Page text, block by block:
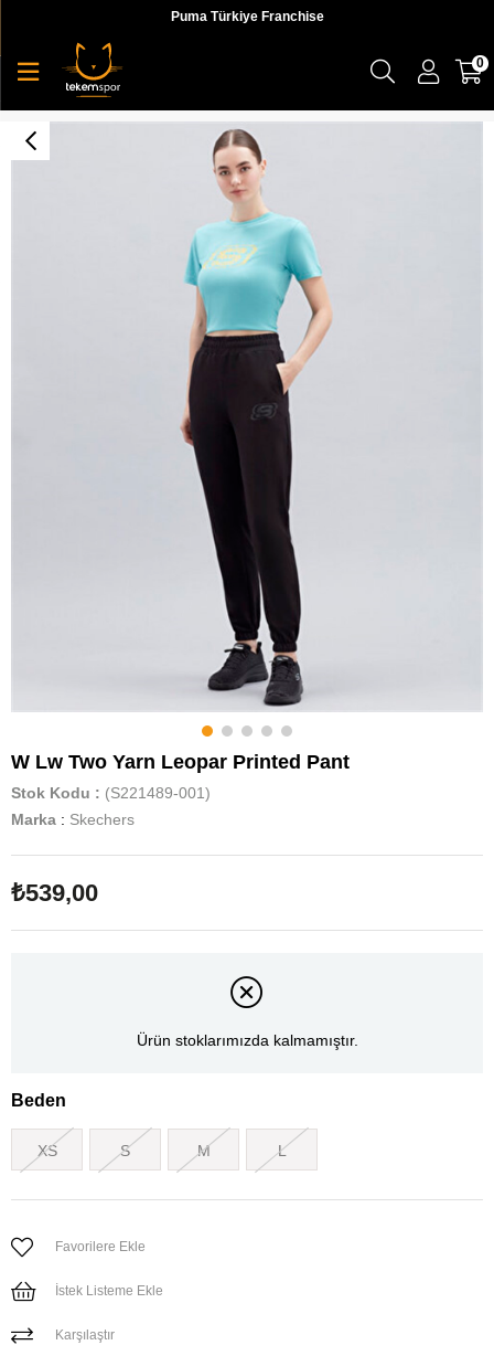
Puma Türkiye Franchise
0
W Lw Two Yarn Leopar Printed Pant
Stok Kodu
(S221489-001)
Marka : Skechers
₺539,00
Ürün stoklarımızda kalmamıştır.
Beden
XS S M L
Favorilere Ekle
İstek Listeme Ekle
Karşılaştır